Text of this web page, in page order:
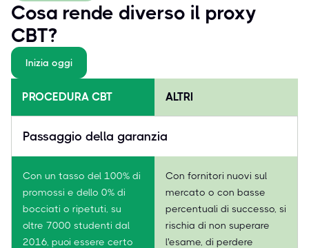
Cosa rende diverso il proxy
CBT?
Inizia oggi
PROCEDURA CBT ALTRI
Passaggio della garanzia
Con un tasso del 100% di
promossi e dello 0% di
bocciati o ripetuti, su
oltre 7000 studenti dal
2016, puoi essere certo
Con fornitori nuovi sul
mercato o con basse
percentuali di successo, si
rischia di non superare
l'esame, di perdere